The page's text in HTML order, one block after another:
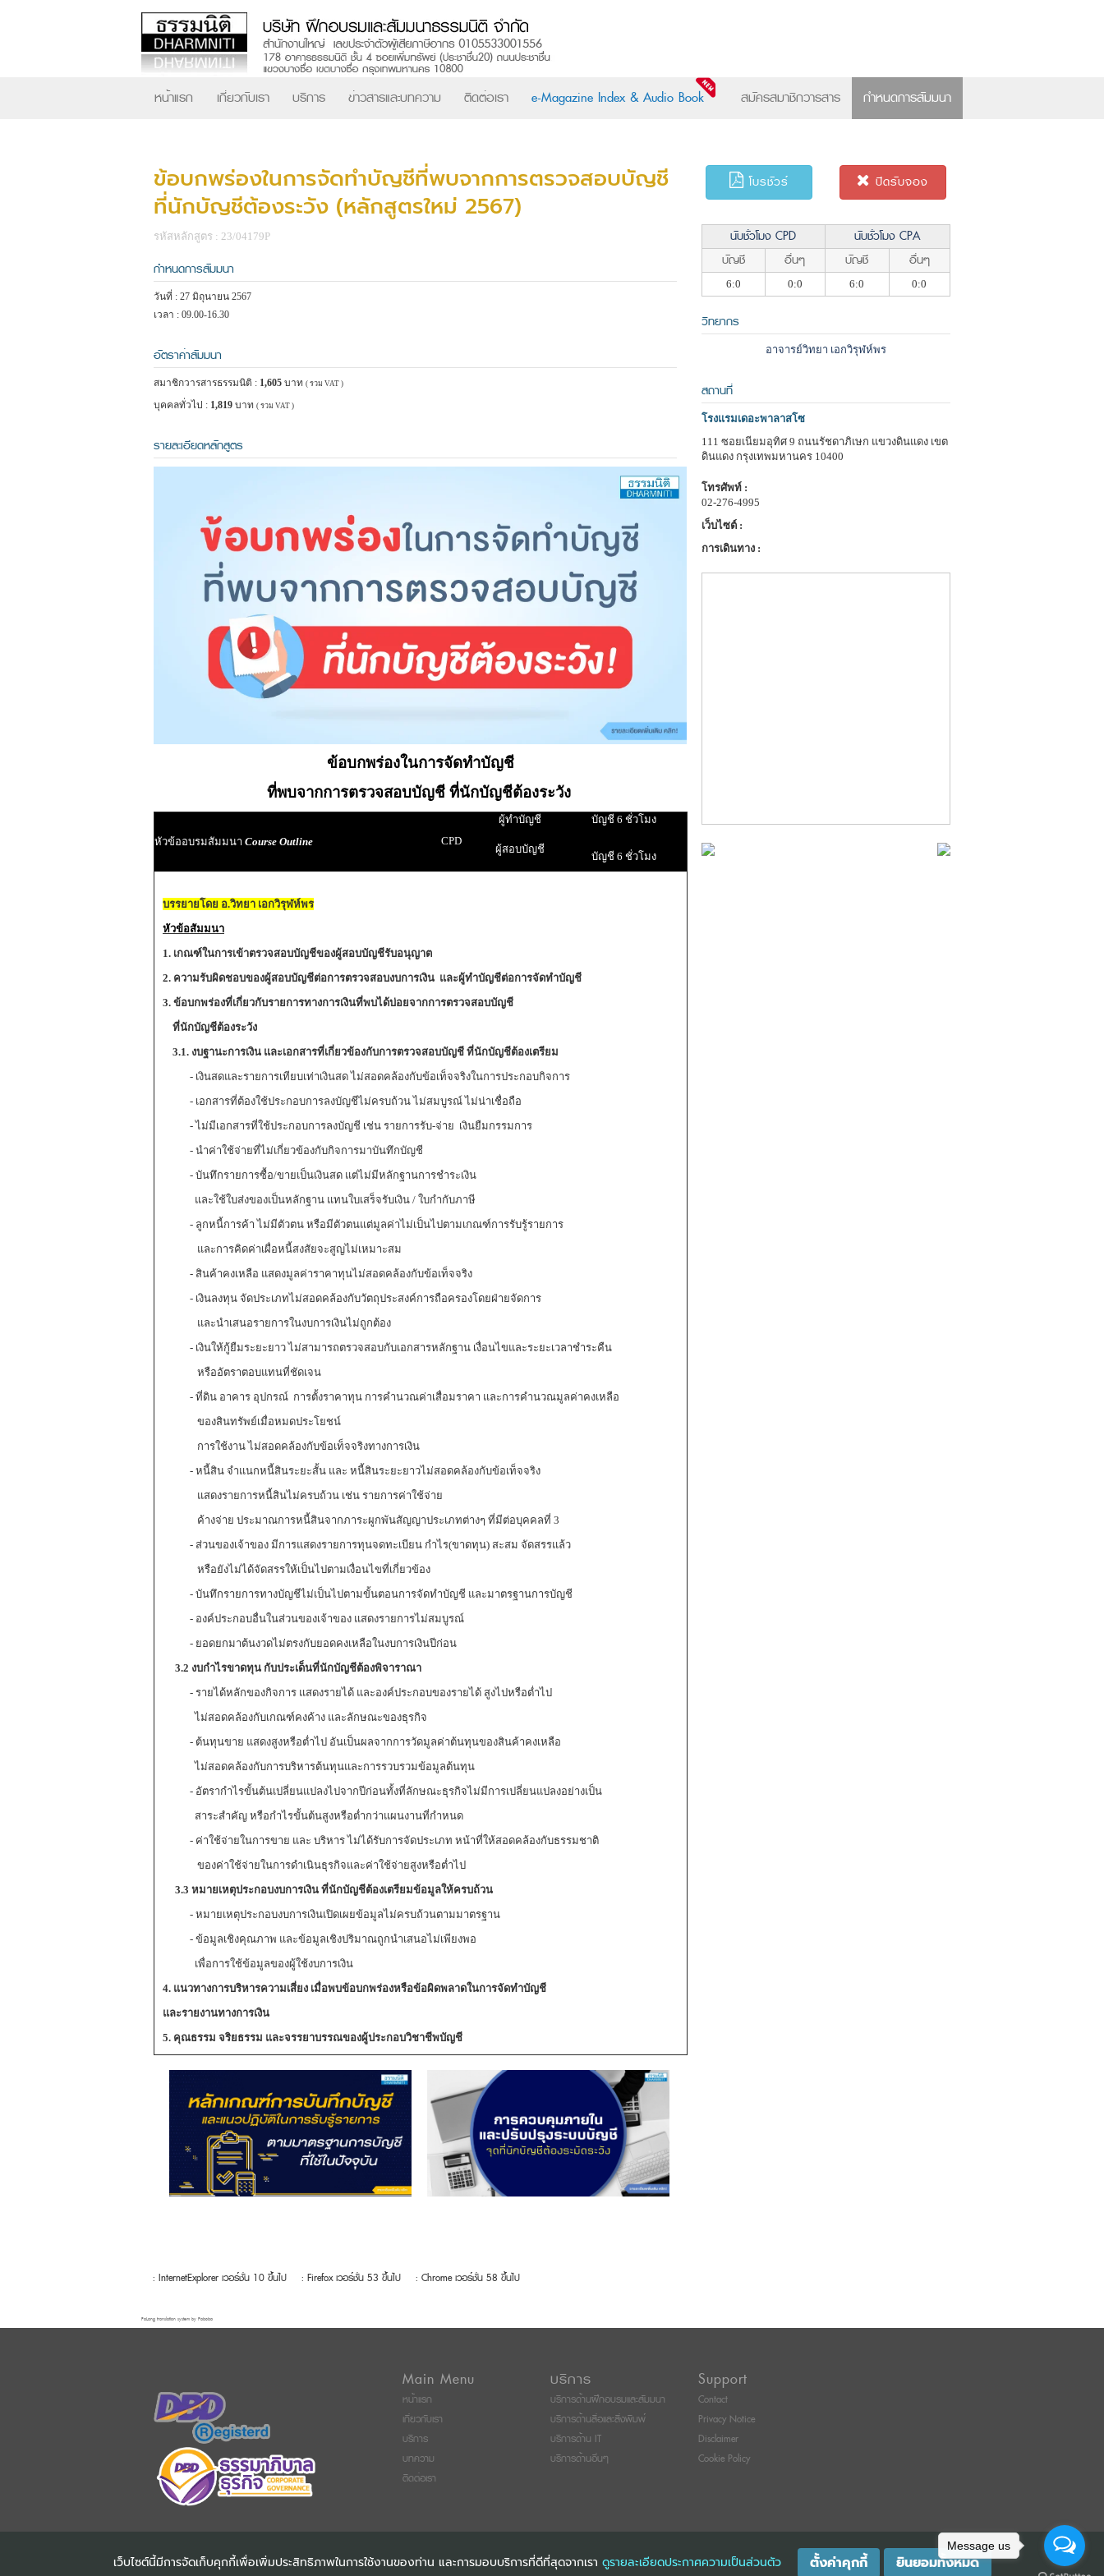
หน้าแรก เกี่ยวกับเรา บริการ ข่าวสารและบทความ ติดต่อเรา e-Magazine Index & Audio Book สมัครสมาชิกวารสาร กำหนดการสัมมนา
ข้อบกพร่องในการจัดทำบัญชีที่พบจากการตรวจสอบบัญชี
ที่นักบัญชีต้องระวัง (หลักสูตรใหม่ 2567)
รหัสหลักสูตร : 23/04179P
กำหนดการสัมมนา
วันที่ : 27 มิถุนายน 2567
เวลา : 09.00-16.30
อัตราค่าสัมมนา
สมาชิกวารสารธรรมนิติ : 1,605 บาท ( รวม VAT )
บุคคลทั่วไป : 1,819 บาท ( รวม VAT )
รายละเอียดหลักสูตร
ข้อบกพร่องในการจัดทำบัญชี
ที่พบจากการตรวจสอบบัญชี ที่นักบัญชีต้องระวัง
หัวข้ออบรมสัมมนา Course Outline CPD
ผู้ทำบัญชี บัญชี 6 ชั่วโมง
ผู้สอบบัญชี
บัญชี 6 ชั่วโมง
บรรยายโดย อ.วิทยา เอกวิรุฬห์พร
หัวข้อสัมมนา
1. เกณฑ์ในการเข้าตรวจสอบบัญชีของผู้สอบบัญชีรับอนุญาต
2. ความรับผิดชอบของผู้สอบบัญชีต่อการตรวจสอบงบการเงิน และผู้ทำบัญชีต่อการจัดทำบัญชี
3. ข้อบกพร่องที่เกี่ยวกับรายการทางการเงินที่พบได้บ่อยจากการตรวจสอบบัญชี
ที่นักบัญชีต้องระวัง
3.1. งบฐานะการเงิน และเอกสารที่เกี่ยวข้องกับการตรวจสอบบัญชี ที่นักบัญชีต้องเตรียม
- เงินสดและรายการเทียบเท่าเงินสด ไม่สอดคล้องกับข้อเท็จจริงในการประกอบกิจการ
- เอกสารที่ต้องใช้ประกอบการลงบัญชีไม่ครบถ้วน ไม่สมบูรณ์ ไม่น่าเชื่อถือ
- ไม่มีเอกสารที่ใช้ประกอบการลงบัญชี เช่น รายการรับ-จ่าย เงินยืมกรรมการ
- นำค่าใช้จ่ายที่ไม่เกี่ยวข้องกับกิจการมาบันทึกบัญชี
- บันทึกรายการซื้อ/ขายเป็นเงินสด แต่ไม่มีหลักฐานการชำระเงิน
และใช้ใบส่งของเป็นหลักฐาน แทนใบเสร็จรับเงิน / ใบกำกับภาษี
- ลูกหนี้การค้า ไม่มีตัวตน หรือมีตัวตนแต่มูลค่าไม่เป็นไปตามเกณฑ์การรับรู้รายการ
และการคิดค่าเผื่อหนี้สงสัยจะสูญไม่เหมาะสม
- สินค้าคงเหลือ แสดงมูลค่าราคาทุนไม่สอดคล้องกับข้อเท็จจริง
- เงินลงทุน จัดประเภทไม่สอดคล้องกับวัตถุประสงค์การถือครองโดยฝ่ายจัดการ
และนำเสนอรายการในงบการเงินไม่ถูกต้อง
- เงินให้กู้ยืมระยะยาว ไม่สามารถตรวจสอบกับเอกสารหลักฐาน เงื่อนไขและระยะเวลาชำระคืน
หรืออัตราตอบแทนที่ชัดเจน
- ที่ดิน อาคาร อุปกรณ์ การตั้งราคาทุน การคำนวณค่าเสื่อมราคา และการคำนวณมูลค่าคงเหลือ
ของสินทรัพย์เมื่อหมดประโยชน์
การใช้งาน ไม่สอดคล้องกับข้อเท็จจริงทางการเงิน
- หนี้สิน จำแนกหนี้สินระยะสั้น และ หนี้สินระยะยาวไม่สอดคล้องกับข้อเท็จจริง
แสดงรายการหนี้สินไม่ครบถ้วน เช่น รายการค่าใช้จ่าย
ค้างจ่าย ประมาณการหนี้สินจากภาระผูกพันสัญญาประเภทต่างๆ ที่มีต่อบุคคลที่ 3
- ส่วนของเจ้าของ มีการแสดงรายการทุนจดทะเบียน กำไร(ขาดทุน) สะสม จัดสรรแล้ว
หรือยังไม่ได้จัดสรรให้เป็นไปตามเงื่อนไขที่เกี่ยวข้อง
- บันทึกรายการทางบัญชีไม่เป็นไปตามขั้นตอนการจัดทำบัญชี และมาตรฐานการบัญชี
- องค์ประกอบอื่นในส่วนของเจ้าของ แสดงรายการไม่สมบูรณ์
- ยอดยกมาต้นงวดไม่ตรงกับยอดคงเหลือในงบการเงินปีก่อน
3.2 งบกำไรขาดทุน กับประเด็นที่นักบัญชีต้องพิจาราณา
- รายได้หลักของกิจการ แสดงรายได้ และองค์ประกอบของรายได้ สูงไปหรือต่ำไป
ไม่สอดคล้องกับเกณฑ์คงค้าง และลักษณะของธุรกิจ
- ต้นทุนขาย แสดงสูงหรือต่ำไป อันเป็นผลจากการวัดมูลค่าต้นทุนของสินค้าคงเหลือ
ไม่สอดคล้องกับการบริหารต้นทุนและการรวบรวมข้อมูลต้นทุน
- อัตรากำไรขั้นต้นเปลี่ยนแปลงไปจากปีก่อนทั้งที่ลักษณะธุรกิจไม่มีการเปลี่ยนแปลงอย่างเป็น
สาระสำคัญ หรือกำไรขั้นต้นสูงหรือต่ำกว่าแผนงานที่กำหนด
- ค่าใช้จ่ายในการขาย และ บริหาร ไม่ได้รับการจัดประเภท หน้าที่ให้สอดคล้องกับธรรมชาติ
ของค่าใช้จ่ายในการดำเนินธุรกิจและค่าใช้จ่ายสูงหรือต่ำไป
3.3 หมายเหตุประกอบงบการเงิน ที่นักบัญชีต้องเตรียมข้อมูลให้ครบถ้วน
- หมายเหตุประกอบงบการเงินเปิดเผยข้อมูลไม่ครบถ้วนตามมาตรฐาน
- ข้อมูลเชิงคุณภาพ และข้อมูลเชิงปริมาณถูกนำเสนอไม่เพียงพอ
เพื่อการใช้ข้อมูลของผู้ใช้งบการเงิน
4. แนวทางการบริหารความเสี่ยง เมื่อพบข้อบกพร่องหรือข้อผิดพลาดในการจัดทำบัญชี
และรายงานทางการเงิน
5. คุณธรรม จริยธรรม และจรรยาบรรณของผู้ประกอบวิชาชีพบัญชี
โบรชัวร์ ปิดรับจอง
นับชั่วโมง CPD
นับชั่วโมง CPA
บัญชี
อื่นๆ บัญชี อื่นๆ
6:0 0:0 6:0 0:0
วิทยากร
อาจารย์วิทยา เอกวิรุฬห์พร
สถานที่
โรงแรมเดอะพาลาสโซ
111 ซอยเนียมอุทิศ 9 ถนนรัชดาภิเษก แขวงดินแดง เขต
ดินแดง กรุงเทพมหานคร 10400
โทรศัพท์ :
02-276-4995
เว็บไซต์ :
การเดินทาง :
: InternetExplorer เวอร์ชั่น 10 ขึ้นไป : Firefox เวอร์ชั่น 53 ขึ้นไป : Chrome เวอร์ชั่น 58 ขึ้นไป
FaLang translation system by Faboba
Main Menu
หน้าแรก
เกี่ยวกับเรา
บริการ
บทความ
ติดต่อเรา
บริการ
บริการด้านฝึกอบรมและสัมมนา
บริการด้านสื่อและสิ่งพิมพ์
บริการด้าน IT
บริการด้านอื่นๆ
Support
Contact
Privacy Notice
Disclaimer
Cookie Policy
เว็บไซต์นี้มีการจัดเก็บคุกกี้เพื่อเพิ่มประสิทธิภาพในการใช้งานของท่าน และการมอบบริการที่ดีที่สุดจากเรา ดูรายละเอียดประกาศความเป็นส่วนตัว ตั้งค่าคุกกี้ ยินยอมทั้งหมด
Message us